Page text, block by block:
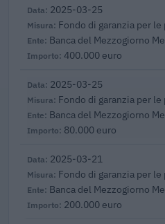
2025-03-25
Fondo di garanzia per
Banca del Mezzogiorno
400.000 euro
2025-03-25
Fondo di garanzia per
Banca del Mezzogiorno
80.000 euro
2025-03-21
Fondo di garanzia per
Banca del Mezzogiorno
200.000 euro